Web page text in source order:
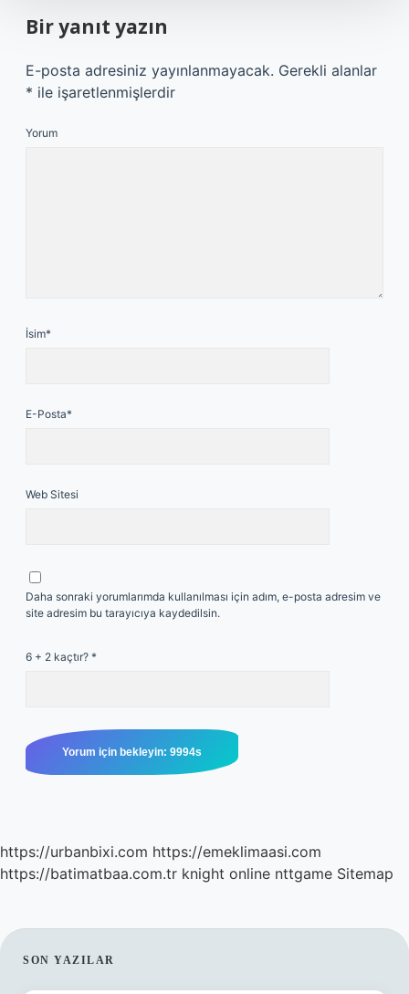
Bir yanıt yazın
E-posta adresiniz yayınlanmayacak. Gerekli alanlar
* ile işaretlenmişlerdir
Yorum
İsim*
E-Posta*
Web Sitesi
Daha sonraki yorumlarımda kullanılması için adım, e-posta adresim ve
site adresim bu tarayıcıya kaydedilsin.
6 + 2 kaçtır? *
https://urbanbixi.com https://emeklimaasi.com
https://batimatbaa.com.tr knight online nttgame Sitemap
SIDEBAR
SON YAZILAR